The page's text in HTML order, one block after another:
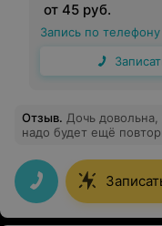
от 45 руб.
Запись по телефону
Отзыв. Дочь
надо будет ещё